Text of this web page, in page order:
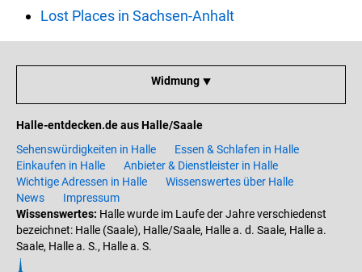
Lost Places in Sachsen-Anhalt
Widmung ⯆
Halle-entdecken.de aus Halle/Saale
Sehenswürdigkeiten in Halle
Essen & Schlafen in Halle
Einkaufen in Halle
Anbieter & Dienstleister in Halle
Wichtige Adressen in Halle
Wissenswertes über Halle
News
Impressum
Wissenswertes: Halle wurde im Laufe der Jahre verschiedenst
bezeichnet: Halle (Saale), Halle/Saale, Halle a. d. Saale, Halle a.
Saale, Halle a. S., Halle a. S.